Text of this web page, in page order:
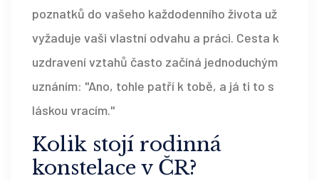
poznatků do vašeho každodenního života už
vyžaduje vaši vlastní odvahu a práci. Cesta k
uzdravení vztahů často začíná jednoduchým
uznáním: "Ano, tohle patří k tobě, a já ti to s
láskou vracím."
Kolik stojí rodinná
konstelace v ČR?